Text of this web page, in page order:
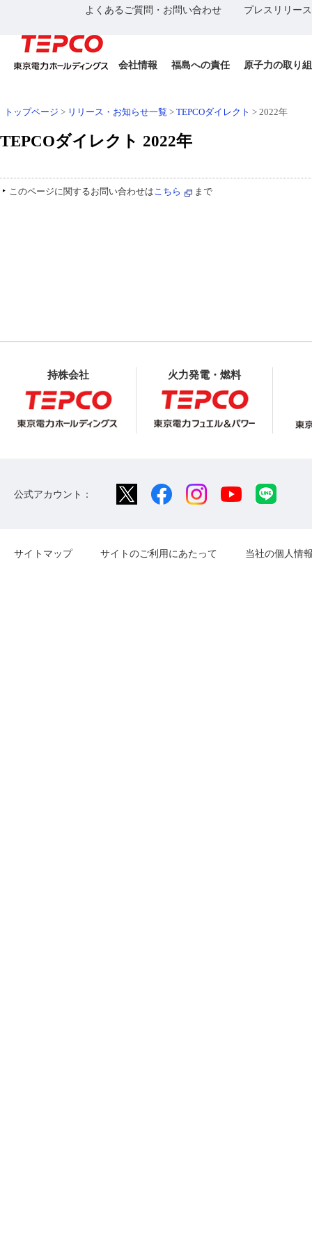
よくあるご質問・お問い合わせ プレスリリー
会社情報 福島への責任 原子力の取り
トップページ > リリース・お知らせ一覧 > TEPCOダイレクト > 2022年
TEPCOダイレクト 2022年
このページに関するお問い合わせはこちら まで
持株会社 火力発電・燃料
公式アカウント：
サイトマップ サイトのご利用にあたって 当社の個人情